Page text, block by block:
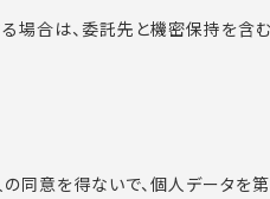
場合は、委託先と機密保持を
同意を得ないで、個人データを